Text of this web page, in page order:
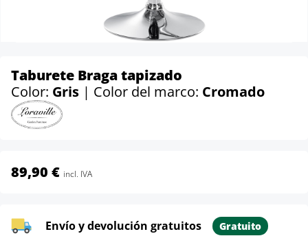
Taburete Braga tapizado
Color: Gris | Color del marco: Cromado
89,90 € incl. IVA
Envío y devolución gratuitos Gratuito